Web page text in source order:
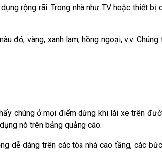
rộng rãi. Trong nhà như TV hoặc thiết bị
đỏ, vàng, xanh lam, hồng ngoại, v.v. Chúng
chúng ở mọi điểm dừng khi lái xe trên
nó trên bảng quảng cáo.
dễ dàng trên các tòa nhà cao tầng, các